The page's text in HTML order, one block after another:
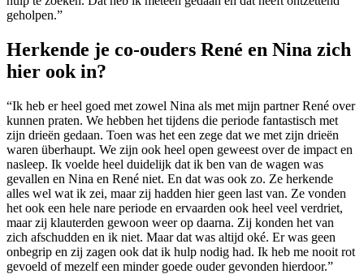
geholpen.”
Herkende je co-ouders René en Nina zich
hier ook in?
“Ik heb er heel goed met zowel Nina als met mijn partner René over
kunnen praten. We hebben het tijdens die periode fantastisch met
zijn drieën gedaan. Toen was het een zege dat we met zijn drieën
waren überhaupt. We zijn ook heel open geweest over de impact en
nasleep. Ik voelde heel duidelijk dat ik ben van de wagen was
gevallen en Nina en René niet. En dat was ook zo. Ze herkende
alles wel wat ik zei, maar zij hadden hier geen last van. Ze vonden
het ook een hele nare periode en ervaarden ook heel veel verdriet,
maar zij klauterden gewoon weer op daarna. Zij konden het van
zich afschudden en ik niet. Maar dat was altijd oké. Er was geen
onbegrip en zij zagen ook dat ik hulp nodig had. Ik heb me nooit rot
gevoeld of mezelf een minder goede ouder gevonden hierdoor.”